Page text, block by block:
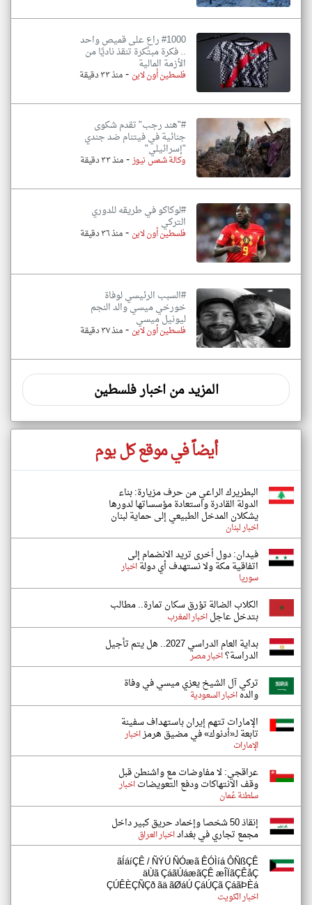
#1000 راعٍ على قميص واحد
.. فكرة مبتكرة تنقذ ناديًا من
الأزمة المالية
فلسطين أون لاين -منذ ٣٣ دقيقة
#"هند رجب" تقدم شكوى
جنائية في فيتنام ضد جندي
"إسرائيلي"
وكالة شمس نيوز-منذ ٣٣ دقيقة
#لوكاكو في طريقه للدوري
التركي
فلسطين أون لاين -منذ ٣٦ دقيقة
#السبب الرئيسي لوفاة
خورخي ميسي والد النجم
ليونيل ميسي
فلسطين أون لاين -منذ ٣٧ دقيقة
المزيد من اخبار فلسطين
أيضاً في موقع كل يوم
البطريرك الراعي من حرف مزيارة: بناء
الدولة القادرة واستعادة مؤسساتها لدورها
يشكلان المدخل الطبيعي إلى حماية لبنان
اخبار لبنان
فيدان: دول أخرى تريد الانضمام إلى
اتفاقية مكة ولا نستهدف أي دولةاخبار
سوريا
الكلاب الضالة تؤرق سكان تمارة.. مطالب
بتدخل عاجلاخبار المغرب
بداية العام الدراسي 2027.. هل يتم تأجيل
الدراسة؟اخبار مصر
تركي آل الشيخ يعزي ميسي في وفاة
والدهاخبار السعودية
الإمارات تتهم إيران باستهداف سفينة
تابعة لـ«أدنوك» في مضيق هرمزاخبار
الإمارات
عراقجي: لا مفاوضات مع واشنطن قبل
وقف الانتهاكات ودفع التعويضاتاخبار
سلطنة عُمان
إنقاذ 50 شخصا وإخماد حريق كبير داخل
مجمع تجاري في بغداداخبار العراق
ãÍáíÇÊ / ÑÝÚ ÑÓæã ÊÓÌíá ÔÑßÇÊ
äÙã ÇáãÚáæãÇÊ æÎÏãÇÊåÇ
ÇÚÊÈÇÑÇð ãä ãØáÚ ÇáÚÇã ÇáãÞÈá
اخبار الكويت